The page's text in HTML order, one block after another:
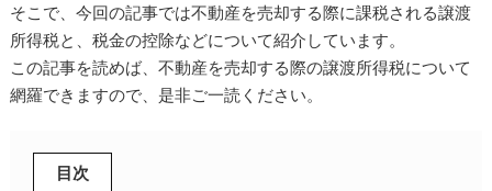
そこで、今回の記事では不動産を売却する際に課税される譲渡
所得税と、税金の控除などについて紹介しています。
この記事を読めば、不動産を売却する際の譲渡所得税について
網羅できますので、是非ご一読ください。
目次